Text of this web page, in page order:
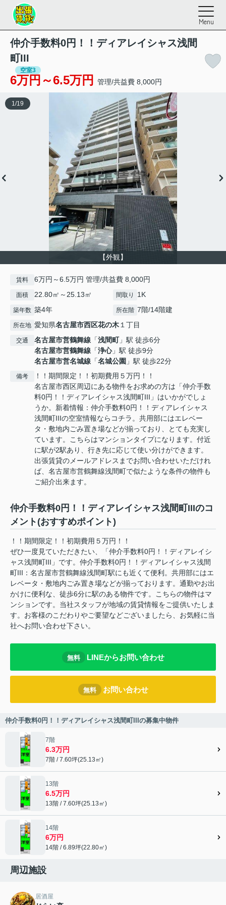
Menu
仲介手数料0円！！ディアレイシャス浅間
町III
空室3
6万円～6.5万円 管理/共益費 8,000円
【外観】
1 /19
賃料 6万円～6.5万円 管理/共益費 8,000円
面積 22.80㎡～25.13㎡ 間取り 1K
築年数 築4年 所在階 7階/14階建
所在地 愛知県名古屋市西区花の木 １丁目
交通 名古屋市営鶴舞線 「浅間町」駅 徒歩6分
名古屋市営鶴舞線 「浄心」駅 徒歩9分
名古屋市営名城線 「名城公園 」駅 徒歩22分
備考
！！期間限定！！初期費用５万円！！
名古屋市西区周辺にある物件をお求めの方は「仲介手数
料0円！！ディアレイシャス浅間町III」はいかがでしょ
うか。新着情報：仲介手数料0円！！ディアレイシャス
浅間町IIIの空室情報ならコチラ。共用部にはエレベー
タ・敷地内ごみ置き場などが揃っており、とても充実し
ています。こちらはマンションタイプになります。付近
に駅が2駅あり、行き先に応じて使い分けができます。
出張賃貸のメールアドレスまでお問い合わせいただけれ
ば、名古屋市営鶴舞線浅間町で似たような条件の物件も
ご紹介出来ます。
仲介手数料0円！！ディアレイシャス浅間町IIIのコ
メント(おすすめポイント)
！！期間限定！！初期費用５万円！！
ぜひ一度見ていただきたい、「仲介手数料0円！！ディアレイシ
ャス浅間町III」です。仲介手数料0円！！ディアレイシャス浅間
町III：名古屋市営鶴舞線浅間町駅にも近くて便利。共用部にはエ
レベータ・敷地内ごみ置き場などが揃っております。通勤やお出
かけに便利な、徒歩6分に駅のある物件です。こちらの物件はマ
ンションです。当社スタッフが地域の賃貸情報をご提供いたしま
す。お客様のこだわりやご要望などございましたら、お気軽に当
社へお問い合わせ下さい。
無料 LINEからお問い合わせ
無料 お問い合わせ
仲介手数料0円！！ディアレイシャス浅間町IIIの募集中物件
7階
6.3万円
7階 / 7.60坪(25.13㎡)
13階
6.5万円
13階 / 7.60坪(25.13㎡)
14階
6万円
14階 / 6.89坪(22.80㎡)
周辺施設
居酒屋